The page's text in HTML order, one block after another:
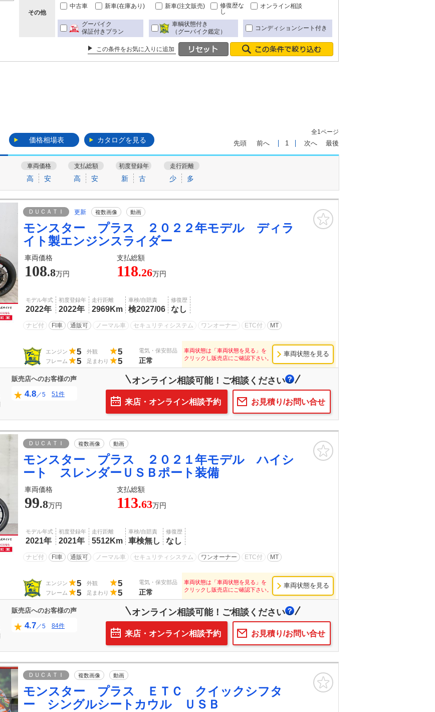
その他
中古車
新車(在庫あり) 新車(注文販売)
修復歴な
し
オンライン相談
グーバイク
保証付きプラン
車輌状態付き
（グーバイク鑑定）
コンディションシート付き
この条件をお気に入りに追加
価格相場表 カタログを見る
全1ページ
先頭 前へ 1 次へ 最後
車両価格
高 安
支払総額
高 安
初度登録年
新 古
走行距離
少 多
ＤＵＣＡＴＩ 更新 複数画像 動画
モンスター プラス ２０２２年モデル ディラ
イト製エンジンスライダー
車両価格 支払総額
108.8万円 118.26万円
モデル年式
2022年
初度登録年
2022年
走行距離
2969Km
車検/自賠責
検2027/06
修復歴
なし
ナビ付 FI車 通販可 ノーマル車 セキュリティシステム ワンオーナー ETC付 MT
エンジン 5 外観 5
フレーム 5 足まわり 5
電気・保安部品
正常
車両状態は「車両状態を見る」を
クリックし販売店にご確認下さい。
車両状態を見る
販売店へのお客様の声
4.8／5 51件
オンライン相談可能！ご相談ください
お見積り/お問い合せ
来店・オンライン相談予約
ＤＵＣＡＴＩ 複数画像 動画
モンスター プラス ２０２１年モデル ハイシ
ート スレンダーＵＳＢポート装備
車両価格 支払総額
99.8万円 113.63万円
モデル年式
2021年
初度登録年
2021年
走行距離
5512Km
車検/自賠責
車検無し
修復歴
なし
ナビ付 FI車 通販可 ノーマル車 セキュリティシステム ワンオーナー ETC付 MT
エンジン 5 外観 5
フレーム 5 足まわり 5
電気・保安部品
正常
車両状態は「車両状態を見る」を
クリックし販売店にご確認下さい。
車両状態を見る
販売店へのお客様の声
4.7／5 84件
オンライン相談可能！ご相談ください
お見積り/お問い合せ
来店・オンライン相談予約
ＤＵＣＡＴＩ 複数画像 動画
モンスター プラス ＥＴＣ クイックシフタ
ー シングルシートカウル ＵＳＢ